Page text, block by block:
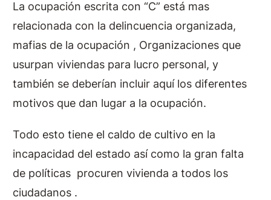
La ocupación escrita con “C” está mas
relacionada con la delincuencia organizada,
mafias de la ocupación , Organizaciones que
usurpan viviendas para lucro personal, y
también se deberían incluir aquí los diferentes
motivos que dan lugar a la ocupación.
Todo esto tiene el caldo de cultivo en la
incapacidad del estado así como la gran falta
de políticas procuren vivienda a todos los
ciudadanos .